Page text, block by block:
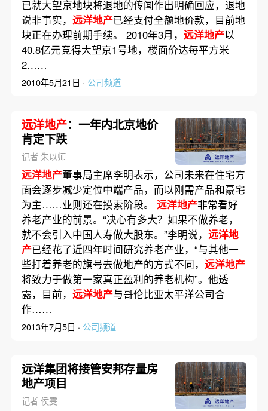
已就大望京地块将退地的传闻作出明确回应，退地
说非事实， 远洋地产已经支付全额地价款，目前地
块正在办理前期手续。 2010年3月， 远洋地产以
40.8亿元竞得大望京1号地，楼面价达每平方米
2……
2010年5月21日 · 公司频道
远洋地产：一年内北京地价
肯定下跌
记者 朱以师
远洋地产董事局主席李明表示，公司未来在住宅方
面会逐步减少定位中端产品，而以刚需产品和豪宅
为主……业则还在摸索阶段。 远洋地产非常看好
养老产业的前景。“决心有多大？如果不做养老，
就不会引入中国人寿做大股东。”李明说， 远洋地
产已经花了近四年时间研究养老产业，“与其他一
些打着养老的旗号去做地产的方式不同， 远洋地产
将致力于做第一家真正盈利的养老机构”。他透
露，目前， 远洋地产与哥伦比亚太平洋公司合
作……
2013年7月5日 · 公司频道
远洋集团将接管安邦存量房
地产项目
记者 侯雯